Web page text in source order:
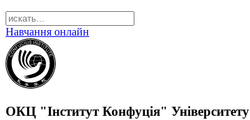
Навчання онлайн
ОКЦ "Інститут Конфуція"